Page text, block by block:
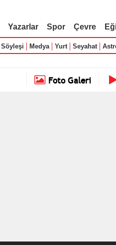
Yazarlar Spor Çevre
Söyleşi Medya Yurt Seyahat
Foto Galeri